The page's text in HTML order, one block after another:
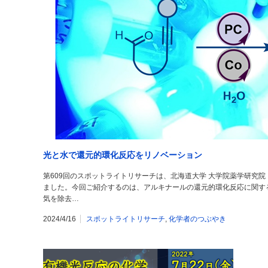
光と水で還元的環化反応をリノベーション
第609回のスポットライトリサーチは、北海道大学 大学院薬学研究
ました。今回ご紹介するのは、アルキナールの還元的環化反応に関
気を除去…
2024/4/16 スポットライトリサーチ, 化学者のつぶやき